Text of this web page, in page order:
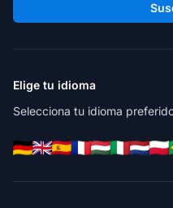
Elige tu idioma
Selecciona tu idioma